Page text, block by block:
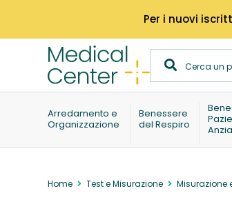
Per i nuovi
Arredamento e
Organizzazione
Benessere
del Respiro
Home Test e Misurazione Misurazione